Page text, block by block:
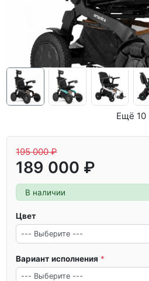
Ещё 10
195 000 ₽
189 000 ₽
В наличии
Цвет
Вариант исполнения